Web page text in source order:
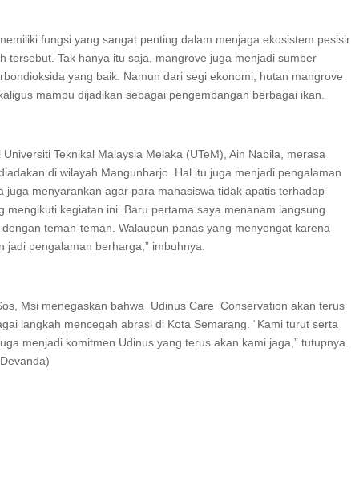
fungsi yang sangat penting dalam menjaga ekosistem pesisir
tersebut. Tak hanya itu saja, mangrove juga menjadi sumber
yang baik. Namun dari segi ekonomi, hutan mangrove
mampu dijadikan sebagai pengembangan berbagai ikan.
Teknikal Malaysia Melaka (UTeM), Ain Nabila, merasa
di wilayah Mangunharjo. Hal itu juga menjadi pengalaman
juga menyarankan agar para mahasiswa tidak apatis terhadap
mengikuti kegiatan ini. Baru pertama saya menanam langsung
teman-teman. Walaupun panas yang menyengat karena
pengalaman berharga,” imbuhnya.
Msi menegaskan bahwa Udinus Care Conservation akan terus
langkah mencegah abrasi di Kota Semarang. “Kami turut serta
menjadi komitmen Udinus yang terus akan kami jaga,” tutupnya.